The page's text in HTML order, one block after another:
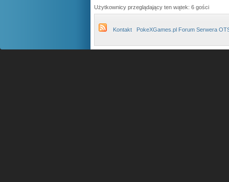
Użytkownicy przeglądający ten wątek: 6 gości
Kontakt PokeXGames.pl Forum Serwera